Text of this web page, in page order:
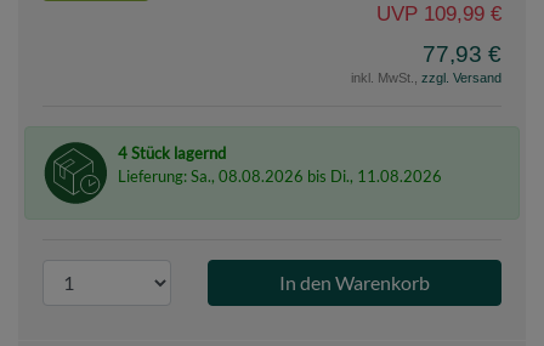
UVP 109,99 €
77,93 €
inkl. MwSt., zzgl. Versand
4 Stück lagernd
Lieferung: Sa., 08.08.2026 bis Di., 11.08.2026
r